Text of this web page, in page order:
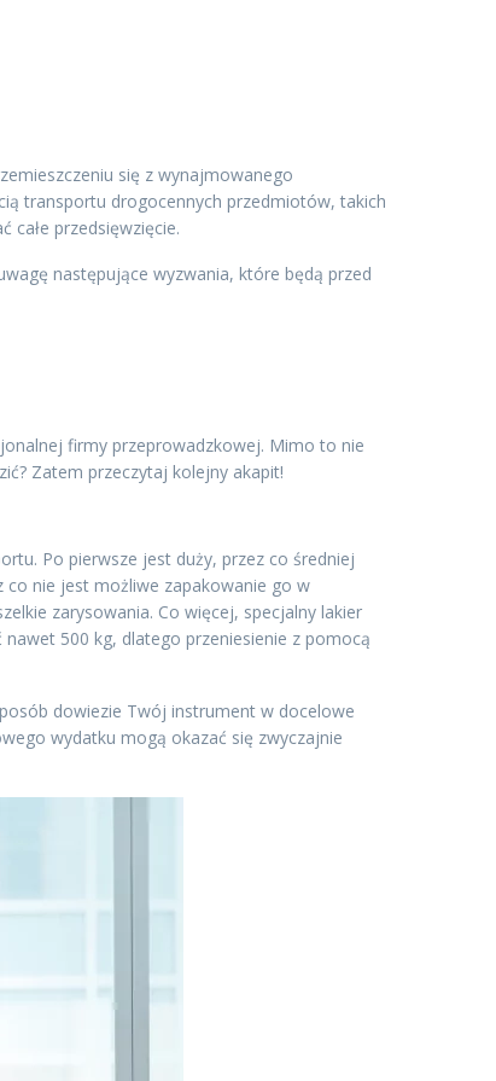
się z wynajmowanego
transportu drogocennych przedmiotów, takich
przedsięwzięcie.
następujące wyzwania, które będą przed
firmy przeprowadzkowej. Mimo to nie
Zatem przeczytaj kolejny akapit!
Po pierwsze jest duży, przez co średniej
co nie jest możliwe zapakowanie go w
zarysowania. Co więcej, specjalny lakier
500 kg, dlatego przeniesienie z pomocą
dowiezie Twój instrument w docelowe
wydatku mogą okazać się zwyczajnie